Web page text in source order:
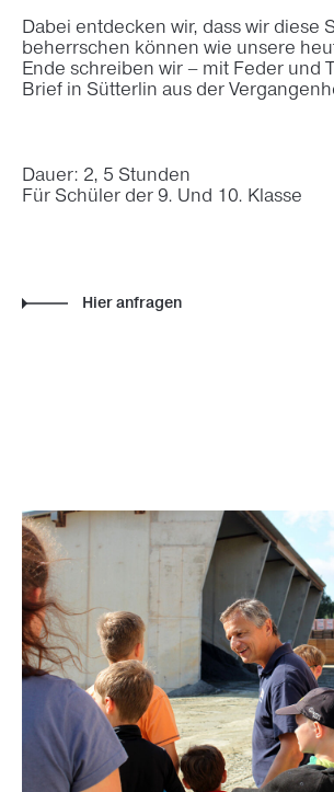
Dabei entdecken wir, dass wir diese
beherrschen können wie unsere
Ende schreiben wir – mit Feder und
Brief in Sütterlin aus der
Dauer: 2, 5 Stunden
Für Schüler der 9. Und 10. Klasse
Hier anfragen